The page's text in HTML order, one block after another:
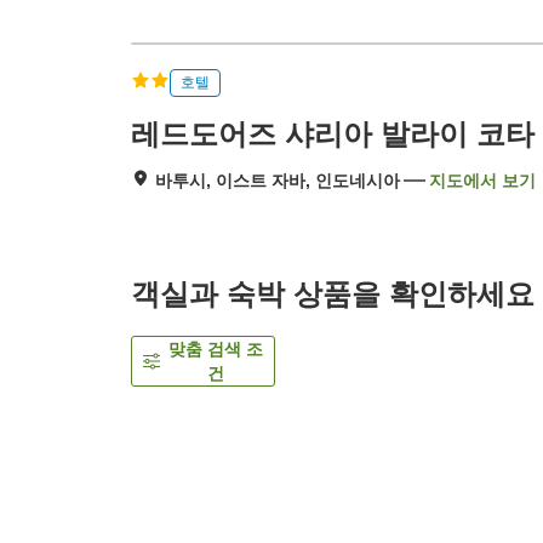
호텔
레드도어즈 샤리아 발라이 코타
바투시, 이스트 자바, 인도네시아 지도에서 보기
객실과 숙박 상품을 확인하세요
맞춤 검색 조
건